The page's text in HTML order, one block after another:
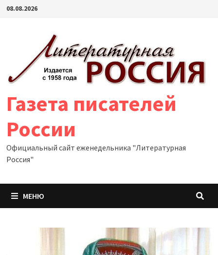
Перейти
08.08.2026
Газета писателей
России
Официальный сайт еженедельника "Литературная
Россия"
МЕНЮ